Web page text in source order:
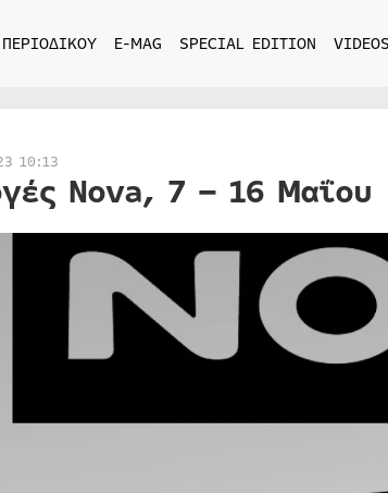
E-MAG SPECIAL EDITION VIDEOS
10:13
Nova, 7 – 16 Μαΐου